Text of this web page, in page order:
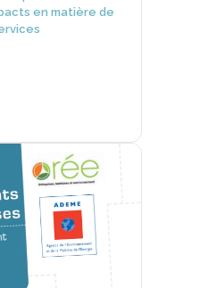
en matière de